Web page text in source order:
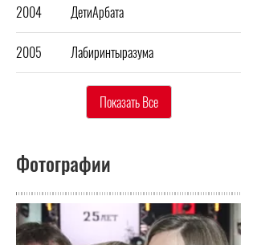
2004 ДетиАрбата
2005 Лабиринтыразума
Показать Все
Фотографии